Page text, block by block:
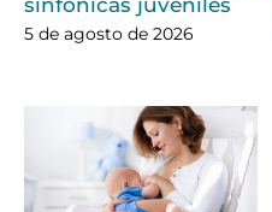
5 de agosto de 2026